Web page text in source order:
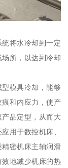
将水冷却到一定
所，以达到冷却
模具冷却，能够
和内应力，使产
品定型，从而大
用于数控机床、
密机床主轴润滑
地减少机床的热